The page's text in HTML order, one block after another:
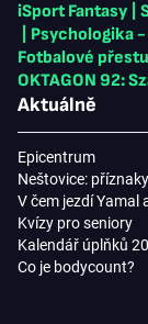
iSport Fantasy
Psychologika
Fotbalové
OKTAGON 92:
Aktuálně
Epicentrum
Neštovice:
V čem jezdí Yamal
Kvízy pro seniory
Kalendář úplňků
Co je bodycount?